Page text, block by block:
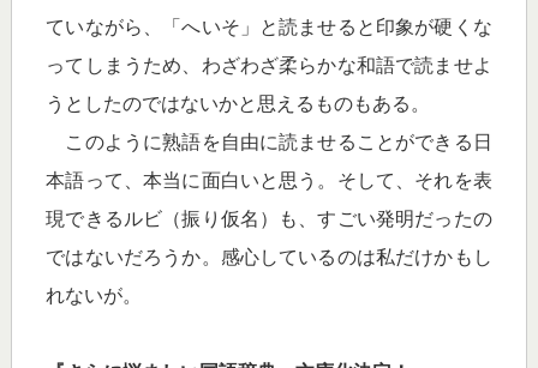
ていながら、「へいそ」と読ませると印象が硬くな
ってしまうため、わざわざ柔らかな和語で読ませよ
うとしたのではないかと思えるものもある。
このように熟語を自由に読ませることができる日
本語って、本当に面白いと思う。そして、それを表
現できるルビ（振り仮名）も、すごい発明だったの
ではないだろうか。感心しているのは私だけかもし
れないが。